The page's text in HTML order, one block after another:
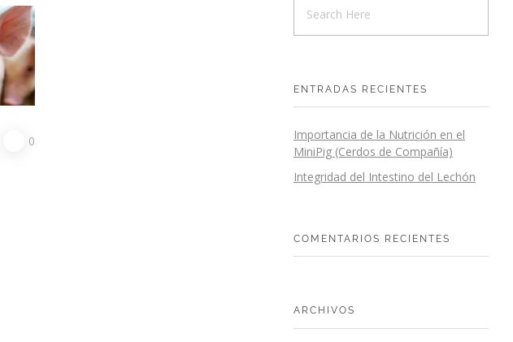
0
ENTRADAS RECIENTES
Importancia de la Nutrición en el
MiniPig (Cerdos de Compañía)
Integridad del Intestino del Lechón
COMENTARIOS RECIENTES
ARCHIVOS